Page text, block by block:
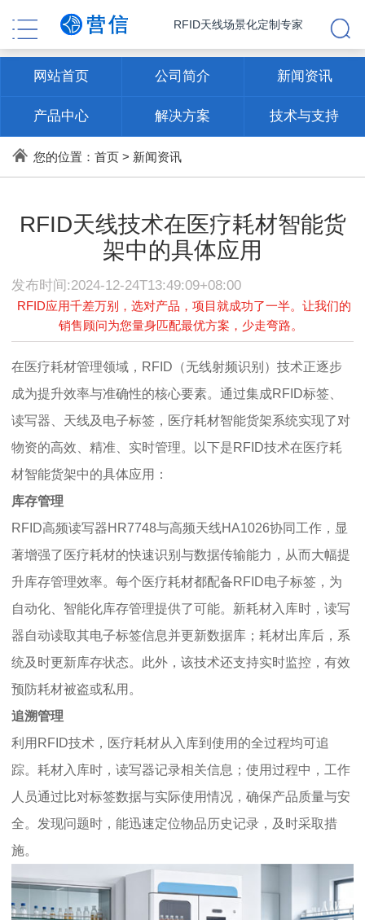
RFID天线场景化定制专家
网站首页 公司简介 新闻资讯
产品中心 解决方案 技术与支持
联系方式
您的位置： 首页> 新闻资讯
RFID天线技术在医疗耗材智能货
架中的具体应用
发布时间:2024-12-24T13:49:09+08:00
RFID应用千差万别，选对产品，项目就成功了一半。让我们的
销售顾问为您量身匹配最优方案，少走弯路。
在医疗耗材管理领域，RFID（无线射频识别）技术正逐步
成为提升效率与准确性的核心要素。通过集成RFID标签、
读写器、天线及电子标签，医疗耗材智能货架系统实现了对
物资的高效、精准、实时管理。以下是RFID技术在医疗耗
材智能货架中的具体应用：
库存管理
RFID高频读写器HR7748与高频天线HA1026协同工作，显
著增强了医疗耗材的快速识别与数据传输能力，从而大幅提
升库存管理效率。每个医疗耗材都配备RFID电子标签，为
自动化、智能化库存管理提供了可能。新耗材入库时，读写
器自动读取其电子标签信息并更新数据库；耗材出库后，系
统及时更新库存状态。此外，该技术还支持实时监控，有效
预防耗材被盗或私用。
追溯管理
利用RFID技术，医疗耗材从入库到使用的全过程均可追
踪。耗材入库时，读写器记录相关信息；使用过程中，工作
人员通过比对标签数据与实际使用情况，确保产品质量与安
全。发现问题时，能迅速定位物品历史记录，及时采取措
施。